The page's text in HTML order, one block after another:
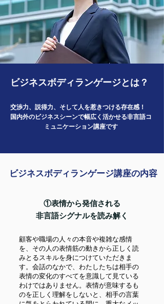
交渉力、説得力、そして人を惹きつける存在感！
国内外のビジネスシーンで幅広く活かせる非言語コ
ミュニケーション講座です
ビジネスボディランゲージとは？
ビジネスボディランゲージ講座の内容
①表情から発信される
非言語シグナルを読み解く
顧客や職場の人々の本音や複雑な感情
を、その人の表情筋の動きから正しく読
みとるスキルを身につけていただきま
す。会話のなかで、わたしたちは相手の
表情の変化のすべてを意識して見ている
わけではありません。表情が意味するも
のを正しく理解をしないと、相手の言葉